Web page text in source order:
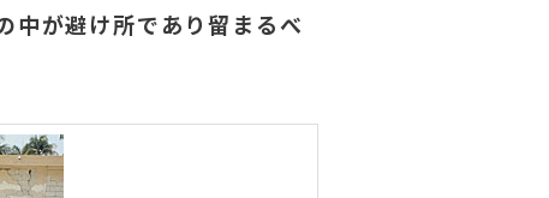
中が避け所であり留まるべ